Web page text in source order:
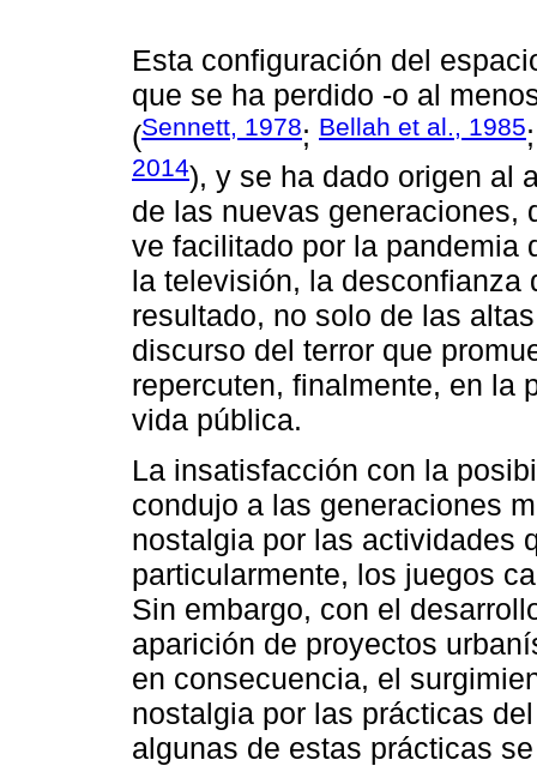
Esta configuración del
que se ha perdido -o al
(Sennett, 1978; Bellah et al., 1985
2014), y se ha dado origen al
de las nuevas generaciones,
ve facilitado por la pandemia
la televisión, la desconfianza
resultado, no solo de las
discurso del terror que
repercuten, finalmente, en la
vida pública.
La insatisfacción con la
condujo a las generaciones
nostalgia por las actividades
particularmente, los juegos
Sin embargo, con el
aparición de proyectos
en consecuencia, el
nostalgia por las prácticas
algunas de estas prácticas